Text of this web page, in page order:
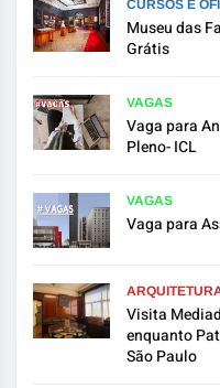
CURSOS E
Museu das
Grátis
VAGAS
Vaga para
Pleno- ICL
VAGAS
Vaga para
Visita
enquanto
São Paulo